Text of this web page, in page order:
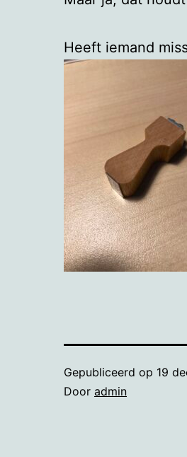
Heeft iemand
Gepubliceerd op 19
Door admin